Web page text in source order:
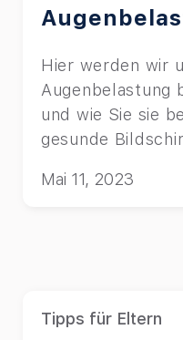
Hier werden wir
Augenbelastung
und wie Sie sie
gesunde
Mai 11, 2023
Tipps für Eltern